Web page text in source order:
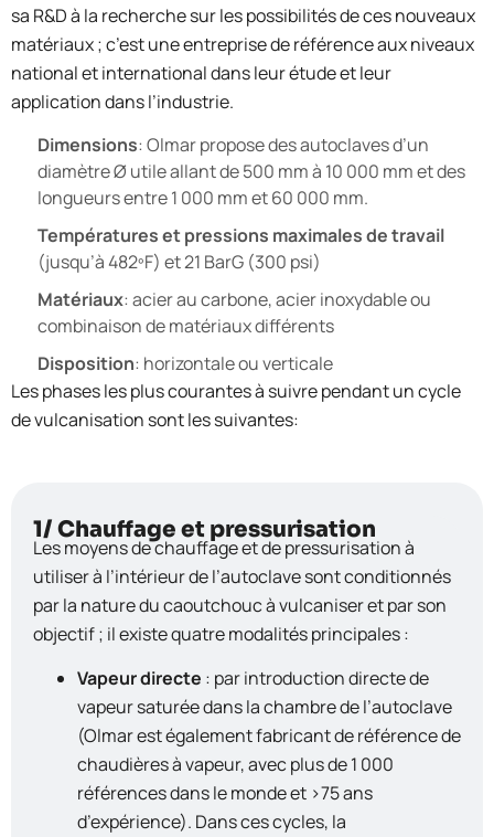
sa R&D à la recherche sur les possibilités de ces nouveaux
matériaux ; c’est une entreprise de référence aux niveaux
national et international dans leur étude et leur
application dans l’industrie.
Dimensions: Olmar propose des autoclaves d’un
diamètre Ø utile allant de 500 mm à 10 000 mm et des
longueurs entre 1 000 mm et 60 000 mm.
Températures et pressions maximales de travail
(jusqu’à 482ºF) et 21 BarG (300 psi)
Matériaux: acier au carbone, acier inoxydable ou
combinaison de matériaux différents
Disposition: horizontale ou verticale
Les phases les plus courantes à suivre pendant un cycle
de vulcanisation sont les suivantes:
1/ Chauffage et pressurisation
Les moyens de chauffage et de pressurisation à
utiliser à l’intérieur de l’autoclave sont conditionnés
par la nature du caoutchouc à vulcaniser et par son
objectif ; il existe quatre modalités principales :
Vapeur directe : par introduction directe de
vapeur saturée dans la chambre de l’autoclave
(Olmar est également fabricant de référence de
chaudières à vapeur, avec plus de 1 000
références dans le monde et >75 ans
d’expérience). Dans ces cycles, la